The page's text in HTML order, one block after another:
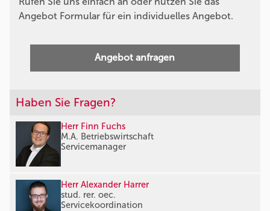
Angebot Formular für ein individuelles Angebot.
Angebot anfragen
Haben Sie Fragen?
Herr Finn Fuchs
M.A. Betriebswirtschaft
Servicemanager
Herr Alexander Harrer
stud. rer. oec.
Servicekoordination